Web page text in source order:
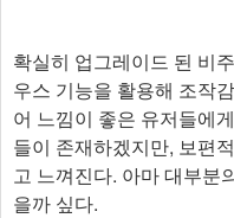
확실히 업그레이드 된 비
우스 기능을 활용해 조작
어 느낌이 좋은 유저들에
들이 존재하겠지만, 보편
고 느껴진다. 아마 대부분
을까 싶다.